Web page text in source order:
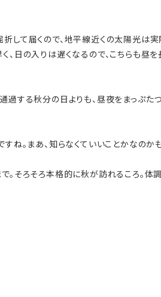
して届くので、地平線近くの太陽光は実
、日の入りは遅くなるので、こちらも昼
過する秋分の日よりも、昼夜をまっぷた
すね。まあ、知らなくていいことかなの
。そろそろ本格的に秋が訪れるころ。体